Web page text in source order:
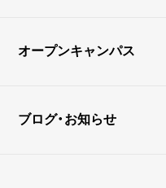
オープンキャンパス
ブログ・お知らせ